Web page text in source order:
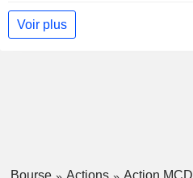
Voir plus